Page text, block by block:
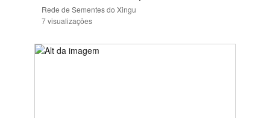
Rede de Sementes do Xingu
7 visualizações